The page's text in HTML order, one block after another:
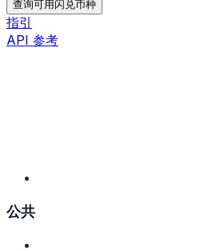
查询可用闪兑币种
指引
API 参考
公共